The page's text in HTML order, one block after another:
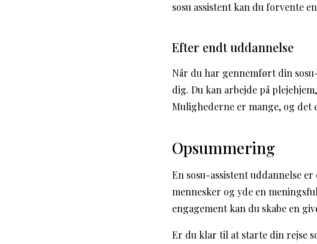
sosu assistent kan du forvente
Efter endt uddannelse
Når du har gennemført din
dig. Du kan arbejde på
Mulighederne er mange, og
Opsummering
En sosu-assistent uddannelse
mennesker og yde en
engagement kan du skabe en
Er du klar til at starte din rejse